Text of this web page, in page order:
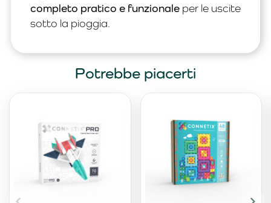
completo pratico e funzionale per le uscite
sotto la pioggia.
Potrebbe piacerti